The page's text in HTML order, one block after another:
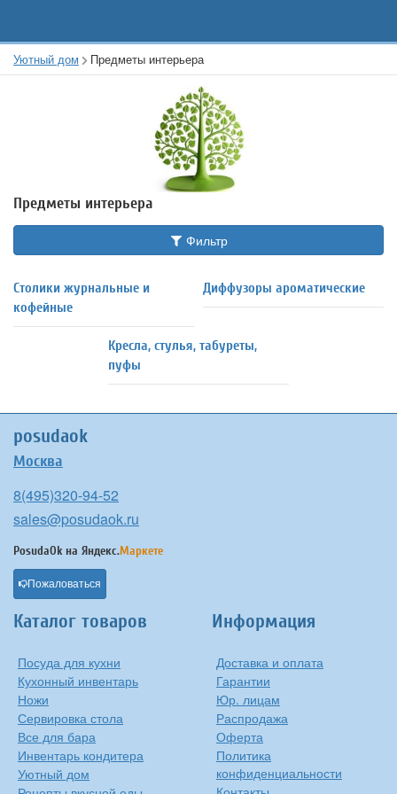
Уютный дом Предметы интерьера
Предметы интерьера
Фильтр
Столики журнальные и
кофейные
Диффузоры ароматические
Кресла, стулья, табуреты,
пуфы
posudaok
Москва
8(495)320-94-52
sales@posudaok.ru
PosudaOk на Яндекс.Маркете
Пожаловаться
Каталог товаров
Посуда для кухни
Кухонный инвентарь
Ножи
Сервировка стола
Все для бара
Инвентарь кондитера
Уютный дом
Информация
Доставка и оплата
Гарантии
Юр. лицам
Распродажа
Оферта
Политика
конфиденциальности